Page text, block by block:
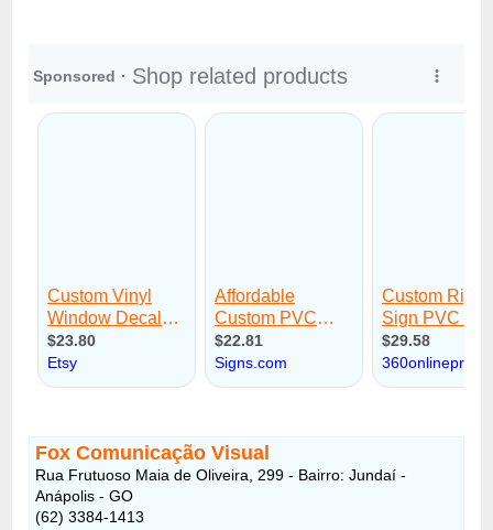
Fox Comunicação Visual
Rua Frutuoso Maia de Oliveira, 299 - Bairro: Jundaí -
Anápolis - GO
(62) 3384-1413